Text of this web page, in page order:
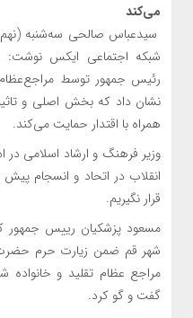
می‌کند
سیدعباس صالحی سه‌شنبه
شبکه اجتماعی ایکس نوشت:
رئیس جمهور توسط
نشان داد که بخش‌ اصلی و
همراه با اقتدار حمایت می‌کند.
وزیر فرهنگ و ارشاد اسلامی در
انقلاب در اتحاد و انسجام پیش
قرار نگیریم.
مسعود پزشکیان رییس جمهور
شهر قم ضمن زیارت حرم
مراجع عظام تقلید و خانواده
گفت و گو کرد.